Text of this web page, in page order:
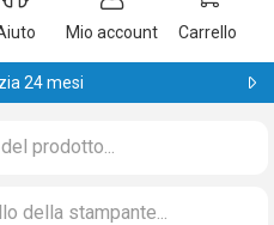
Mio account Carrello
24 mesi